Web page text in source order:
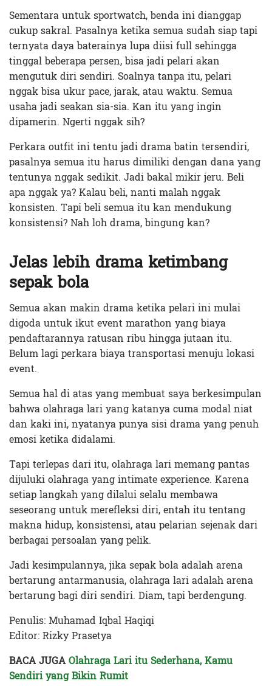
Sementara untuk sportwatch, benda ini dianggap
cukup sakral. Pasalnya ketika semua sudah siap tapi
ternyata daya baterainya lupa diisi full sehingga
tinggal beberapa persen, bisa jadi pelari akan
mengutuk diri sendiri. Soalnya tanpa itu, pelari
nggak bisa ukur pace, jarak, atau waktu. Semua
usaha jadi seakan sia-sia. Kan itu yang ingin
dipamerin. Ngerti nggak sih?
Perkara outfit ini tentu jadi drama batin tersendiri,
pasalnya semua itu harus dimiliki dengan dana yang
tentunya nggak sedikit. Jadi bakal mikir jeru. Beli
apa nggak ya? Kalau beli, nanti malah nggak
konsisten. Tapi beli semua itu kan mendukung
konsistensi? Nah loh drama, bingung kan?
Jelas lebih drama ketimbang
sepak bola
Semua akan makin drama ketika pelari ini mulai
digoda untuk ikut event marathon yang biaya
pendaftarannya ratusan ribu hingga jutaan itu.
Belum lagi perkara biaya transportasi menuju lokasi
event.
Semua hal di atas yang membuat saya berkesimpulan
bahwa olahraga lari yang katanya cuma modal niat
dan kaki ini, nyatanya punya sisi drama yang penuh
emosi ketika didalami.
Tapi terlepas dari itu, olahraga lari memang pantas
dijuluki olahraga yang intimate experience. Karena
setiap langkah yang dilalui selalu membawa
seseorang untuk merefleksi diri, entah itu tentang
makna hidup, konsistensi, atau pelarian sejenak dari
berbagai persoalan yang pelik.
Jadi kesimpulannya, jika sepak bola adalah arena
bertarung antarmanusia, olahraga lari adalah arena
bertarung bagi diri sendiri. Diam, tapi berdengung.
Penulis: Muhamad Iqbal Haqiqi
Editor: Rizky Prasetya
BACA JUGAOlahraga Lari itu Sederhana, Kamu
Sendiri yang Bikin Rumit